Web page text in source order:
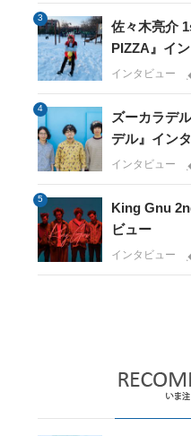
3
佐々木亮介
PIZZA』イ
インタビュー
4
ズーカラデ
デル』イン
インタビュー
5
King Gnu
ビュー
インタビュー